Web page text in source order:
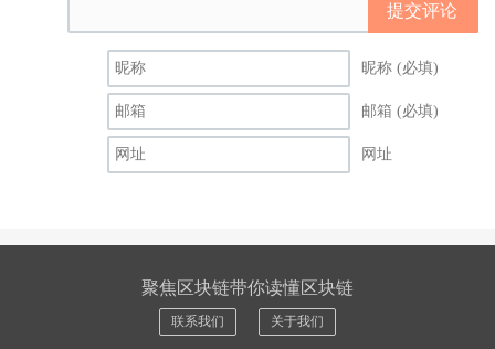
提交评论
昵称 (必填)
邮箱 (必填)
网址
聚焦区块链带你读懂区块链
联系我们 关于我们